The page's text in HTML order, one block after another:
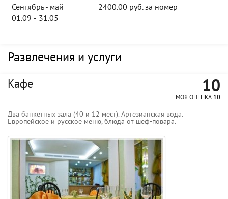
Сентябрь - май
01.09 - 31.05
2400.00 руб. за номер
Развлечения и услуги
Кафе 10
МОЯ ОЦЕНКА 10
Два банкетных зала (40 и 12 мест). Артезианская вода.
Европейское и русское меню, блюда от шеф-повара.